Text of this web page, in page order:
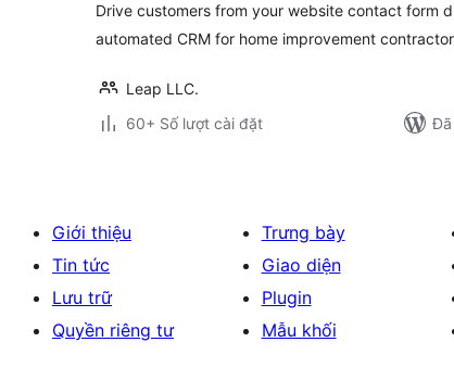
Drive customers from your website contact form
automated CRM for home improvement
Leap LLC.
60+ Số lượt cài đặt
Đã
Giới thiệu
Tin tức
Lưu trữ
Quyền riêng tư
Trưng bày
Giao diện
Plugin
Mẫu khối